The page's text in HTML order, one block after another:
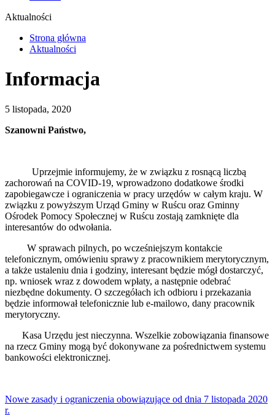
Aktualności
Strona główna
Aktualności
Informacja
5 listopada, 2020
Szanowni Państwo,
Uprzejmie informujemy, że w związku z rosnącą liczbą
zachorowań na COVID-19, wprowadzono dodatkowe środki
zapobiegawcze i ograniczenia w pracy urzędów w całym kraju. W
związku z powyższym Urząd Gminy w Ruścu oraz Gminny
Ośrodek Pomocy Społecznej w Ruścu zostają zamknięte dla
interesantów do odwołania.
W sprawach pilnych, po wcześniejszym kontakcie
telefonicznym, omówieniu sprawy z pracownikiem merytorycznym,
a także ustaleniu dnia i godziny, interesant będzie mógł dostarczyć,
np. wniosek wraz z dowodem wpłaty, a następnie odebrać
niezbędne dokumenty. O szczegółach ich odbioru i przekazania
będzie informował telefonicznie lub e-mailowo, dany pracownik
merytoryczny.
Kasa Urzędu jest nieczynna. Wszelkie zobowiązania finansowe
na rzecz Gminy mogą być dokonywane za pośrednictwem systemu
bankowości elektronicznej.
Nowe zasady i ograniczenia obowiązujące od dnia 7 listopada 2020
r.